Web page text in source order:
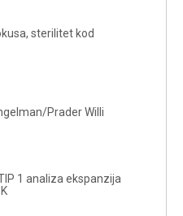
sterilitet kod
Prader Willi
1 analiza ekspanzija